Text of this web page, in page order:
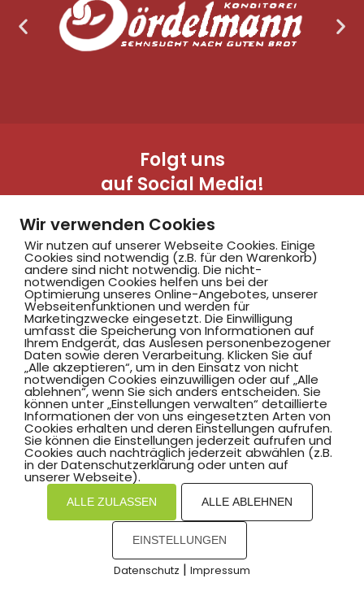
Folgt uns
auf Social Media!
Hammer SportClub 2008
Am Südbad 9,
59069 Hamm
©2025 Hammer SportClub 2008 e.V.
Mit zum Verein by PASSGEBER
Impressum
Hinweisgebersystem
Wir verwenden Cookies
Wir nutzen auf unserer Webseite Cookies. Einige
Cookies sind notwendig (z.B. für den Warenkorb)
andere sind nicht notwendig. Die nicht-
notwendigen Cookies helfen uns bei der
Optimierung unseres Online-Angebotes, unserer
Webseitenfunktionen und werden für
Marketingzwecke eingesetzt. Die Einwilligung
umfasst die Speicherung von Informationen auf
Ihrem Endgerät, das Auslesen personenbezogener
Daten sowie deren Verarbeitung. Klicken Sie auf
„Alle akzeptieren“, um in den Einsatz von nicht
notwendigen Cookies einzuwilligen oder auf „Alle
ablehnen“, wenn Sie sich anders entscheiden. Sie
können unter „Einstellungen verwalten“ detaillierte
Informationen der von uns eingesetzten Arten von
Cookies erhalten und deren Einstellungen aufrufen.
Sie können die Einstellungen jederzeit aufrufen und
Cookies auch nachträglich jederzeit abwählen (z.B.
in der Datenschutzerklärung oder unten auf
unserer Webseite).
ALLE ZULASSEN ALLE ABLEHNEN
EINSTELLUNGEN
Datenschutz | Impressum